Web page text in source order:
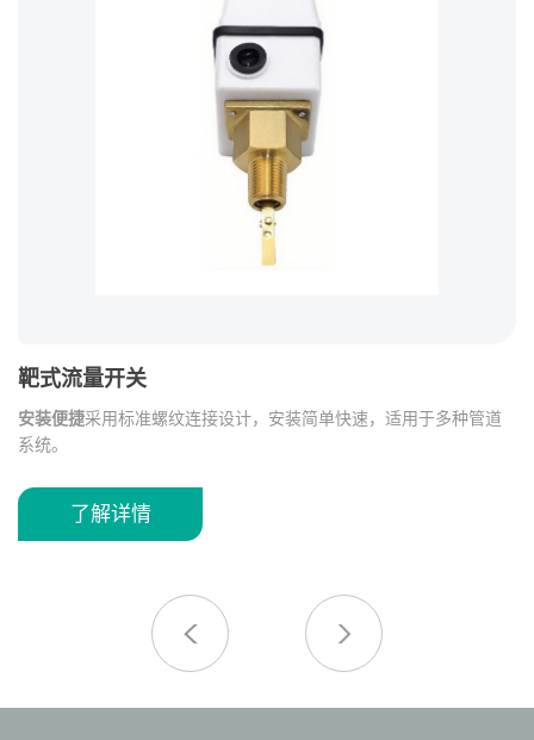
靶式流量开关
安装便捷采用标准螺纹连接设计，安装简单快速，适用于多种管道
系统。
果。
优质材质 采用耐用塑料底座与黄铜螺纹接口，具有良好的耐腐蚀性
和机械强度。
不同管路安装需求。
适用于水处理、暖通空调（HVAC）、泵组控制、工业管
路等流量监测场景。
了解详情